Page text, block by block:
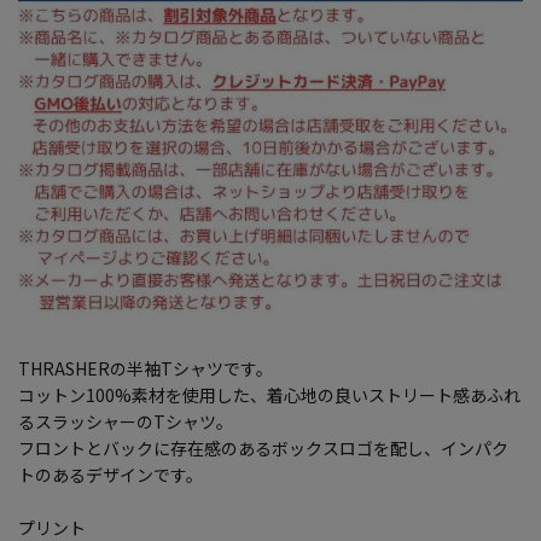
THRASHERの半袖Tシャツです。
コットン100%素材を使用した、着心地の良いストリート感あふれ
るスラッシャーのTシャツ。
フロントとバックに存在感のあるボックスロゴを配し、インパク
トのあるデザインです。
プリント